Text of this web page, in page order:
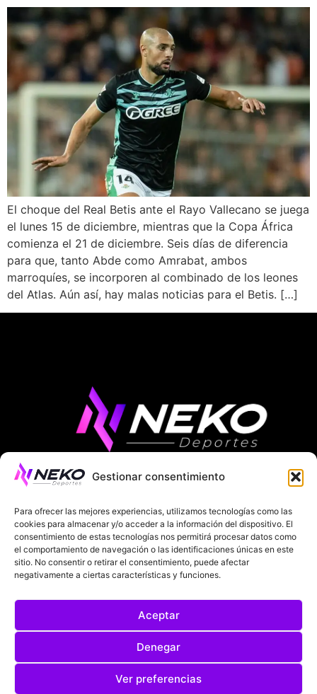
Gestionar consentimiento
Para ofrecer las mejores experiencias, utilizamos tecnologías como las
cookies para almacenar y/o acceder a la información del dispositivo. El
consentimiento de estas tecnologías nos permitirá procesar datos como
el comportamiento de navegación o las identificaciones únicas en este
sitio. No consentir o retirar el consentimiento, puede afectar
negativamente a ciertas características y funciones.
Aceptar
Denegar
Ver preferencias
El choque del Real Betis ante el Rayo Vallecano se juega
el lunes 15 de diciembre, mientras que la Copa África
comienza el 21 de diciembre. Seis días de diferencia
para que, tanto Abde como Amrabat, ambos
marroquíes, se incorporen al combinado de los leones
del Atlas. Aún así, hay malas noticias para el Betis. […]
ÚLTIMAS NOTICIAS COMPETICIONES EUROPEAS
LA LIGA MUNDIAL 2026 FÚTBOL INTERNACIONAL
SOBRE NOSOTROS
POLÍTICA DE PRIVACIDAD
POLÍTICA DE COOKIES